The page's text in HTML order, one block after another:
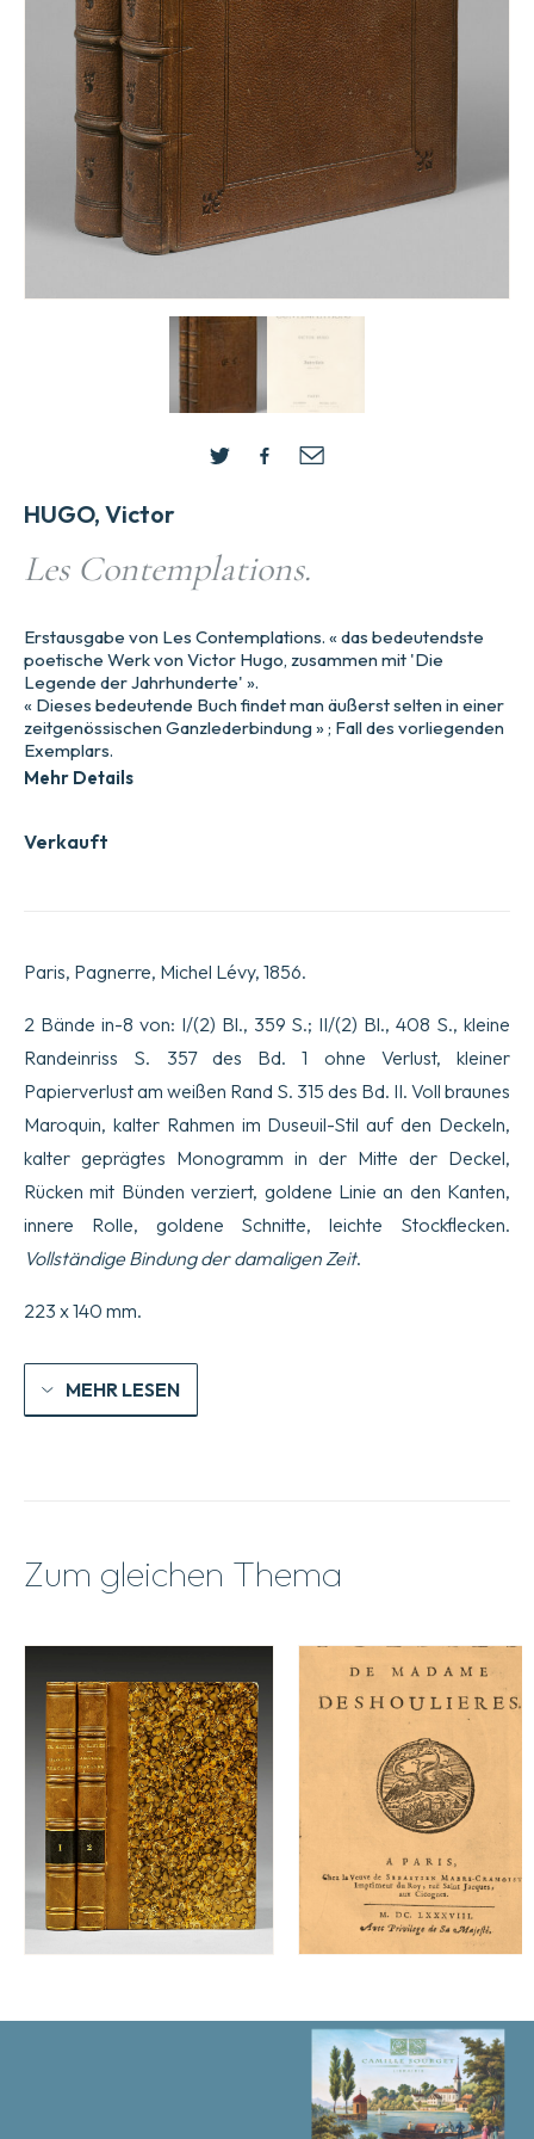
HUGO, Victor
Les Contemplations.
Verkauft
Erstausgabe von Les Contemplations. « das bedeutendste
poetische Werk von Victor Hugo, zusammen mit 'Die
Legende der Jahrhunderte' ».
« Dieses bedeutende Buch findet man äußerst selten in einer
zeitgenössischen Ganzlederbindung » ; Fall des vorliegenden
Exemplars.
Mehr Details
Paris, Pagnerre, Michel Lévy, 1856.
2 Bände in-8 von: I/(2) Bl., 359 S.; II/(2) Bl., 408 S., kleine
Randeinriss S. 357 des Bd. 1 ohne Verlust, kleiner
Papierverlust am weißen Rand S. 315 des Bd. II. Voll braunes
Maroquin, kalter Rahmen im Duseuil-Stil auf den Deckeln,
kalter geprägtes Monogramm in der Mitte der Deckel,
Rücken mit Bünden verziert, goldene Linie an den Kanten,
innere Rolle, goldene Schnitte, leichte Stockflecken.
Vollständige Bindung der damaligen Zeit.
223 x 140 mm.
MEHR LESEN
Zum gleichen Thema